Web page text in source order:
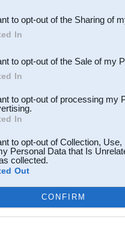
Participants
to opt-out of the Sharing of
In
to opt-out of the Sale of my
In
to opt-out of processing my
In
to opt-out of Collection,
Personal Data that Is
collected.
Out
CONFIRM